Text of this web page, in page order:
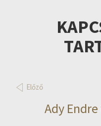
Előző
Ady Endre